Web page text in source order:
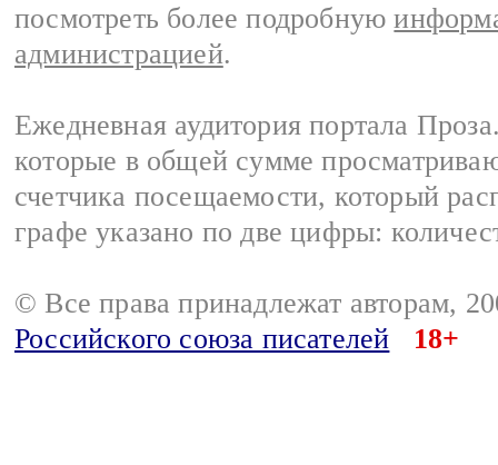
посмотреть более подробную
администрацией.
Ежедневная аудитория портала
которые в общей сумме
счетчика посещаемости, который
графе указано по две цифры:
© Все права принадлежат авторам,
Российского союза писателей
18+